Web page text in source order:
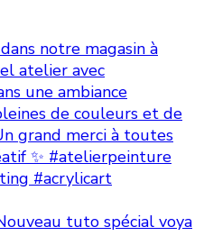
tuto spécial voya